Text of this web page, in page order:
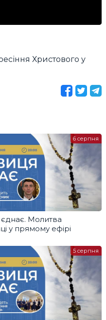
Христового у
Молитва
у прямому ефірі
6 серпня
5 серпня